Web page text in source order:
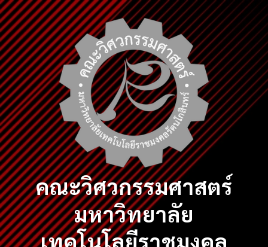
Skip
to
content
คณะวิศวกรรมศาสตร์
มหาวิทยาลัย
เทคโนโลยีราชมงคล